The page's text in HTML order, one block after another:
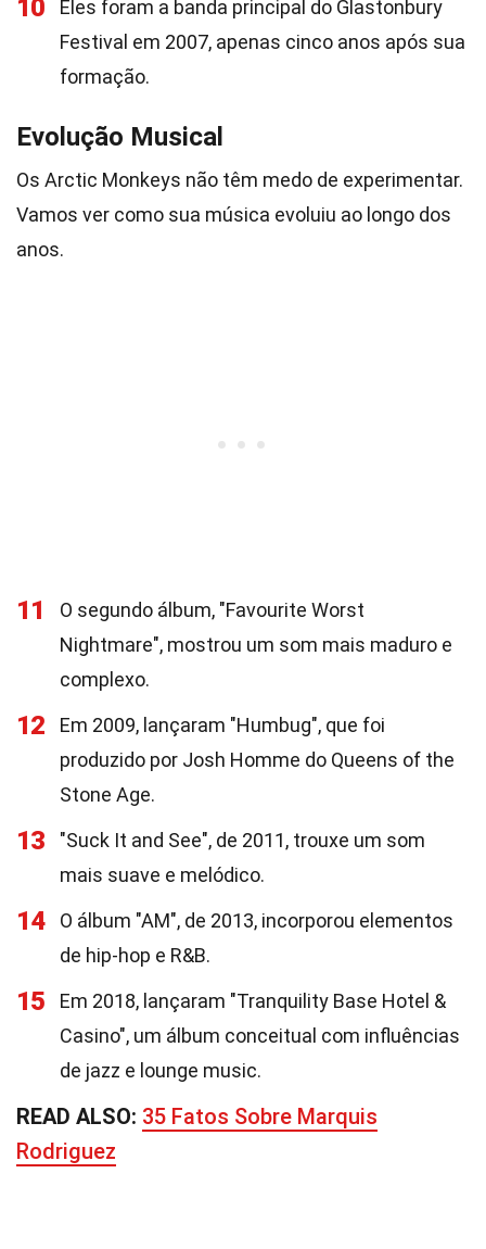
10
Eles foram a banda principal do Glastonbury
Festival em 2007, apenas cinco anos após sua
formação.
Evolução Musical
Os Arctic Monkeys não têm medo de experimentar.
Vamos ver como sua música evoluiu ao longo dos
anos.
11
O segundo álbum, "Favourite Worst
Nightmare", mostrou um som mais maduro e
complexo.
12
Em 2009, lançaram "Humbug", que foi
produzido por Josh Homme do Queens of the
Stone Age.
13
"Suck It and See", de 2011, trouxe um som
mais suave e melódico.
14
O álbum "AM", de 2013, incorporou elementos
de hip-hop e R&B.
15
Em 2018, lançaram "Tranquility Base Hotel &
Casino", um álbum conceitual com influências
de jazz e lounge music.
READ ALSO: 35 Fatos Sobre Marquis
Rodriguez